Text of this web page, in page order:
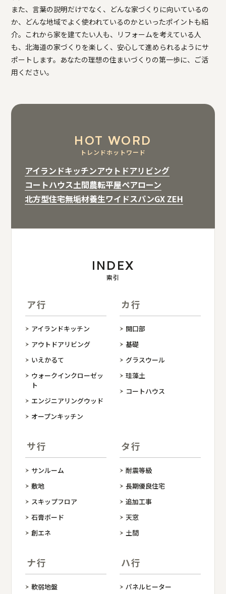
また、言葉の説明だけでなく、どんな家づくりに向いているの
か、どんな地域でよく使われているのかといったポイントも紹
介。これから家を建てたい人も、リフォームを考えている人
も、北海道の家づくりを楽しく、安心して進められるようにサ
ポートします。あなたの理想の住まいづくりの第一歩に、ご活
用ください。
HOT WORD
トレンドホットワード
アイランドキッチンアウトドアリビング
コートハウス土間農転平屋ペアローン
北方型住宅無垢材養生ワイドスパンGX ZEH
INDEX
索引
ア行
アイランドキッチン
アウトドアリビング
いえかるて
ウォークインクローゼッ
ト
エンジニアリングウッド
オープンキッチン
カ行
開口部
基礎
グラスウール
珪藻土
コートハウス
サ行
サンルーム
敷地
スキップフロア
石膏ボード
創エネ
タ行
耐震等級
長期優良住宅
追加工事
天窓
土間
ナ行
軟弱地盤
ハ行
パネルヒーター